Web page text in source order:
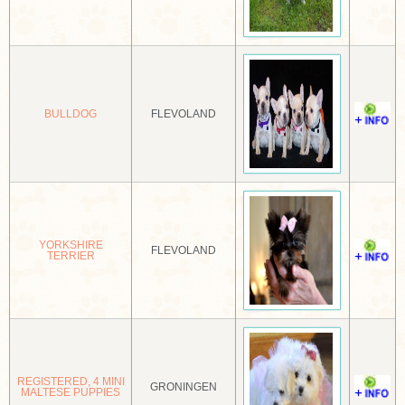
KORTBENIGE JACK RUSSELL TERRIËR
KORTHALS GRIFFON
KORTHARIGE SCHOTSE HERDER
KORTHARIGE TECKEL
LABRADOR RETRIEVER
LAIKA OOST SIBERISCH
BULLDOG FLEVOLAND
YORKSHIRE
TERRIER
FLEVOLAND
REGISTERED, 4 MINI
MALTESE PUPPIES
GRONINGEN